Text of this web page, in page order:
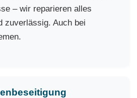
– wir reparieren alles
zuverlässig. Auch bei